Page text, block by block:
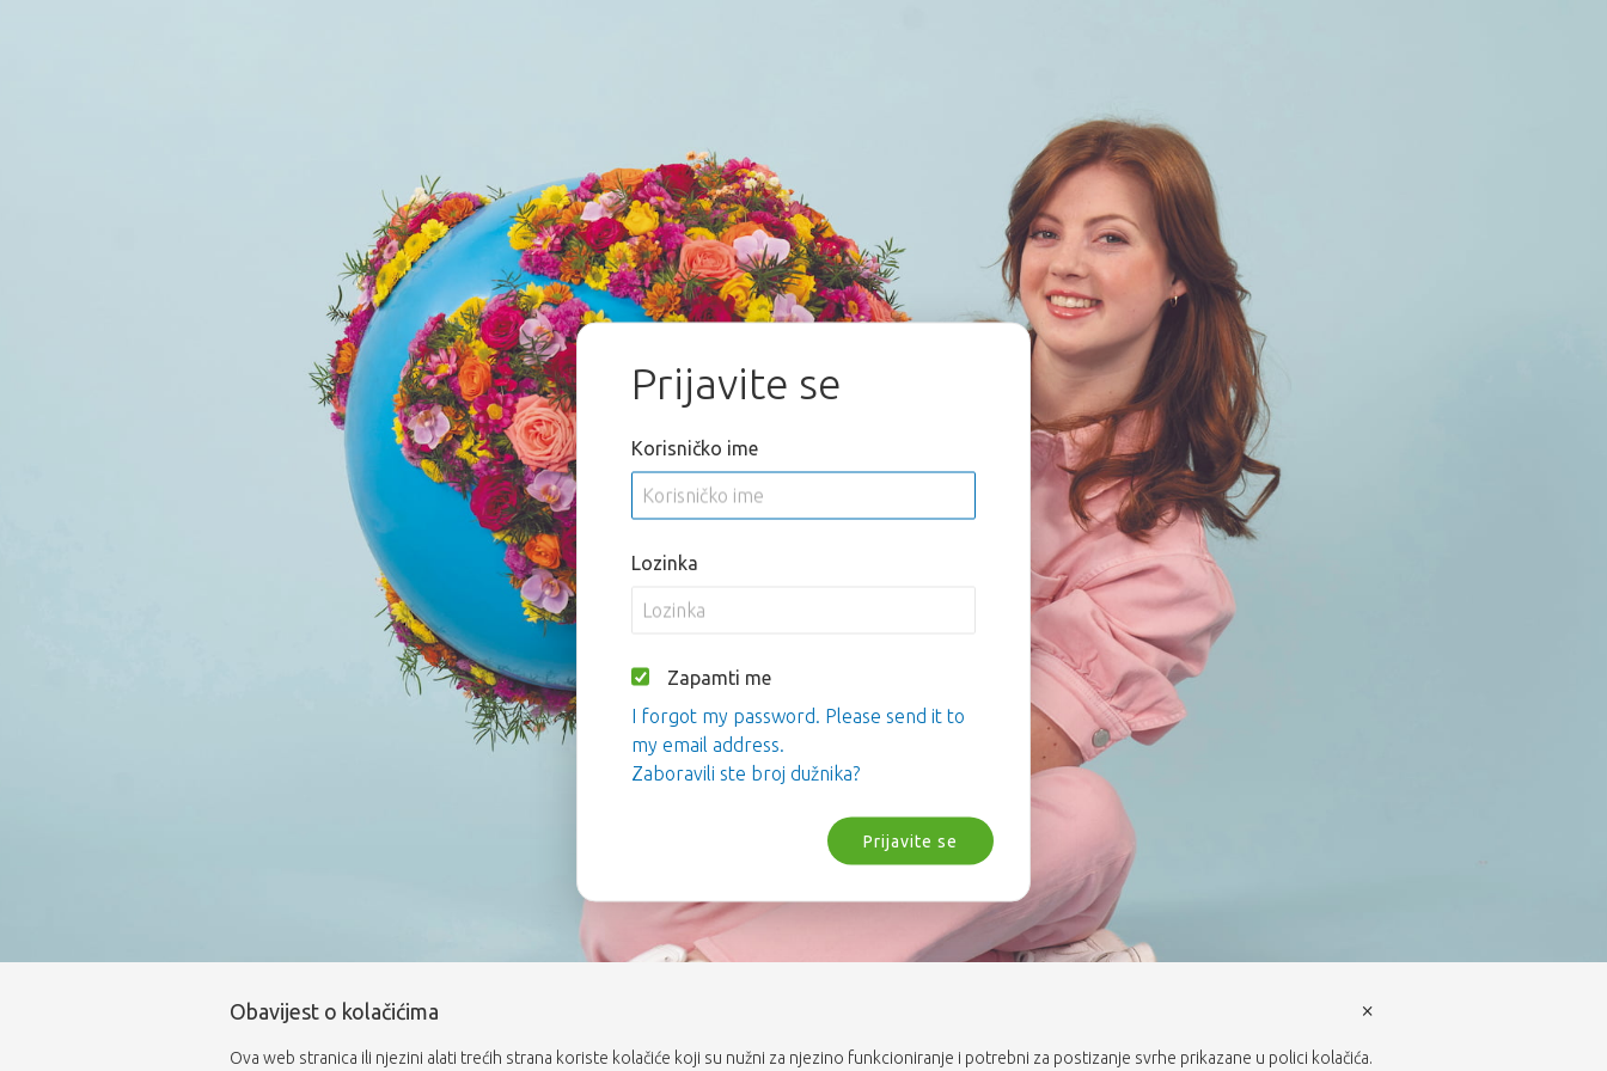
Prijavite se
Korisničko ime
Lozinka
Zapamti me
I forgot my password. Please send it to
my email address.
Zaboravili ste broj dužnika?
Prijavite se
Obavijest o kolačićima
Ova web stranica ili njezini alati trećih strana koriste kolačiće koji su nužni za njezino funkcioniranje i potrebni za postizanje svrhe prikazane u polici kolačića.
×